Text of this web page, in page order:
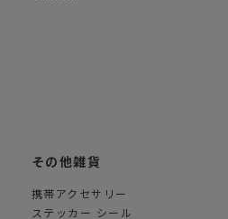
その他雑貨
携帯アクセサリー
ステッカー シール